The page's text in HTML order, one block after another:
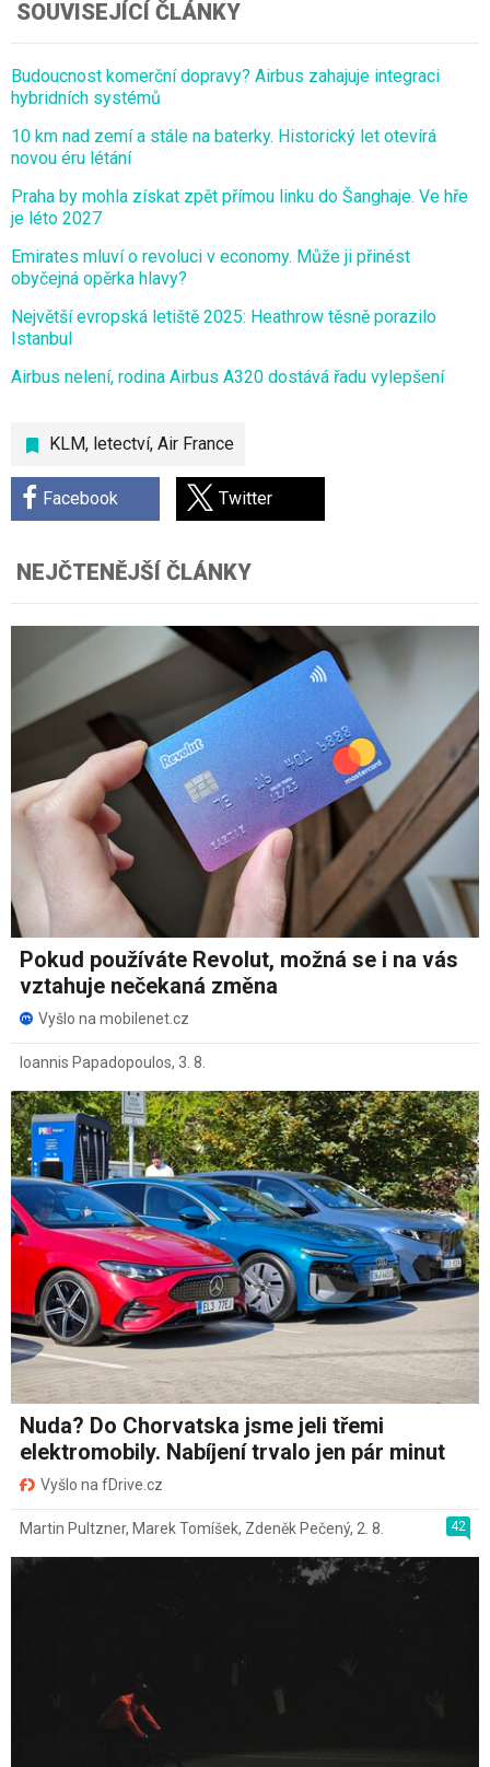
KLM, letectví, Air France
Facebook Twitter
SOUVISEJÍCÍ ČLÁNKY
Budoucnost komerční dopravy? Airbus zahajuje integraci
hybridních systémů
10 km nad zemí a stále na baterky. Historický let otevírá
novou éru létání
Praha by mohla získat zpět přímou linku do Šanghaje. Ve hře
je léto 2027
Emirates mluví o revoluci v economy. Může ji přinést
obyčejná opěrka hlavy?
Největší evropská letiště 2025: Heathrow těsně porazilo
Istanbul
Airbus nelení, rodina Airbus A320 dostává řadu vylepšení
NEJČTENĚJŠÍ ČLÁNKY
Pokud používáte Revolut, možná se i na vás
vztahuje nečekaná změna
Vyšlo na mobilenet.cz
Ioannis Papadopoulos, 3. 8.
Nuda? Do Chorvatska jsme jeli třemi
elektromobily. Nabíjení trvalo jen pár minut
Vyšlo na fDrive.cz
42
Martin Pultzner, Marek Tomíšek, Zdeněk Pečený, 2. 8.